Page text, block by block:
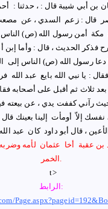
بن أبي شيبة ‏قال : ، حدثنا :
‏قال : زعم ‏ ‏السدي ‏، عن
‏مكة ‏ ‏أمن ‏‏رسول الله (ص)‏الناس
‏فذكر الحديث ، قال : وأما ‏‏إبن
رسول الله (ص) ‏‏الناس إلى
: يا نبي الله بايع ‏ ‏عبد الله
بعد ثلاث ثم أقبل على أصحابه
رآني كففت يدي ، عن بيعته
إلاّ ‏ ‏أومأت ‏ ‏إلينا بعينك قال
،قال ‏أبو داود ‏ ‏كان ‏ ‏عبد
بن عقبة ‏ ‏أخا ‏ ‏عثمان ‏ ‏لأمه
الخمر
t>
الرابط: